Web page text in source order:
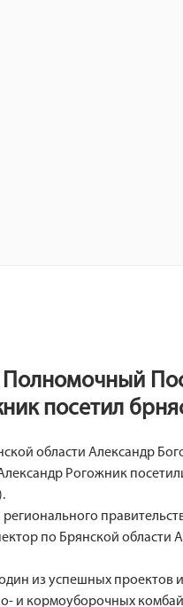
посетил
области Александр
Рогожник
по Брянской области
из успешных проектов
и кормоуборочных